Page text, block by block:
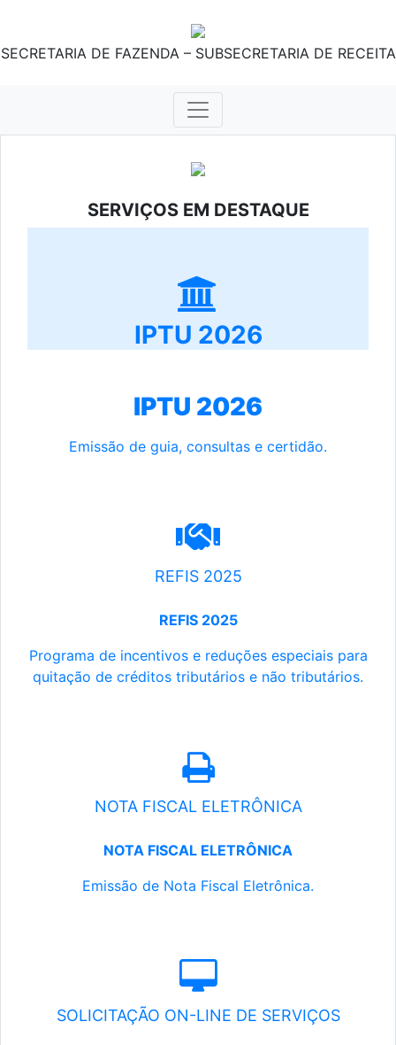
SECRETARIA DE FAZENDA – SUBSECRETARIA DE RECEITA
SERVIÇOS EM DESTAQUE
IPTU 2026
IPTU 2026
Emissão de guia, consultas e certidão.
REFIS 2025
REFIS 2025
Programa de incentivos e reduções especiais para
quitação de créditos tributários e não tributários.
NOTA FISCAL ELETRÔNICA
NOTA FISCAL ELETRÔNICA
Emissão de Nota Fiscal Eletrônica.
SOLICITAÇÃO ON-LINE DE SERVIÇOS